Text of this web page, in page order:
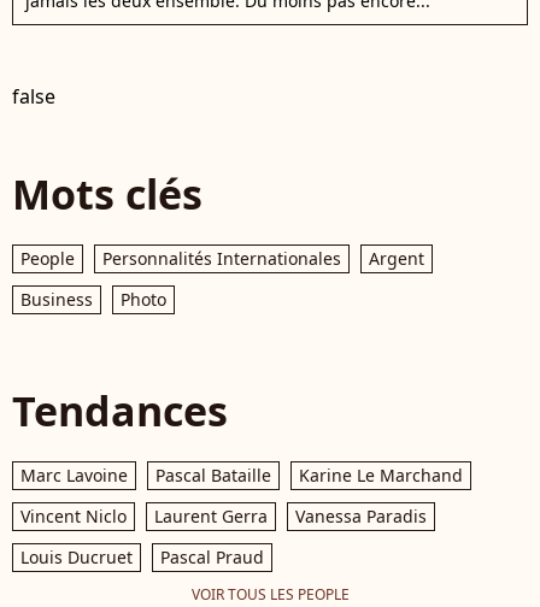
false
Mots clés
People Personnalités Internationales
Argent
Business
Photo
Tendances
Marc Lavoine Pascal Bataille
Karine Le Marchand
Vincent Niclo
Laurent Gerra
Vanessa Paradis
Louis Ducruet
Pascal Praud
VOIR TOUS LES PEOPLE